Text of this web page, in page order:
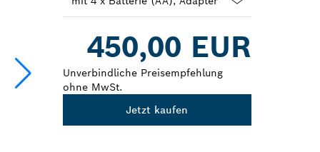
closed450,00 EUR
Unverbindliche Preisempfehlung
ohne MwSt.
Jetzt kaufen